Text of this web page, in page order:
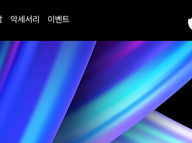
악세서리 이벤트